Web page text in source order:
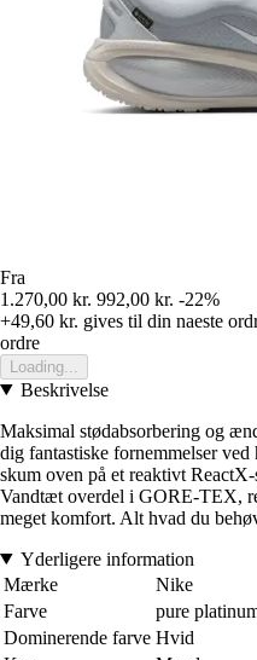
Fra
1.270,00 kr. 992,00 kr. -22%
+49,60 kr. gives til din naeste
ordre
Loading...
Beskrivelse
Maksimal stødabsorbering og
dig fantastiske fornemmelser
skum oven på et reaktivt
Vandtæt overdel i GORE-TEX,
meget komfort. Alt hvad du
Yderligere information
Mærke
Nike
Farve
pure
Dominerende farve Hvid